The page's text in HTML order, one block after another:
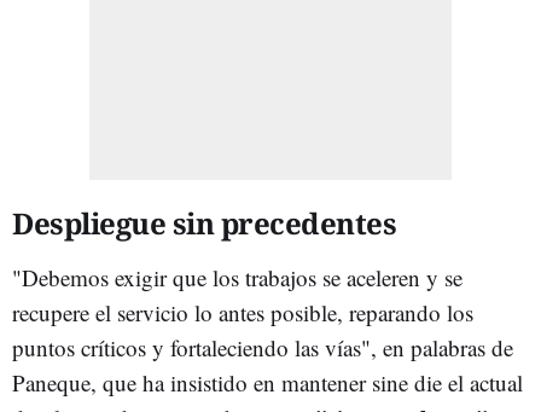
Despliegue sin precedentes
"Debemos exigir que los trabajos se aceleren y se
recupere el servicio lo antes posible, reparando los
puntos críticos y fortaleciendo las vías", en palabras de
Paneque, que ha insistido en mantener sine die el actual